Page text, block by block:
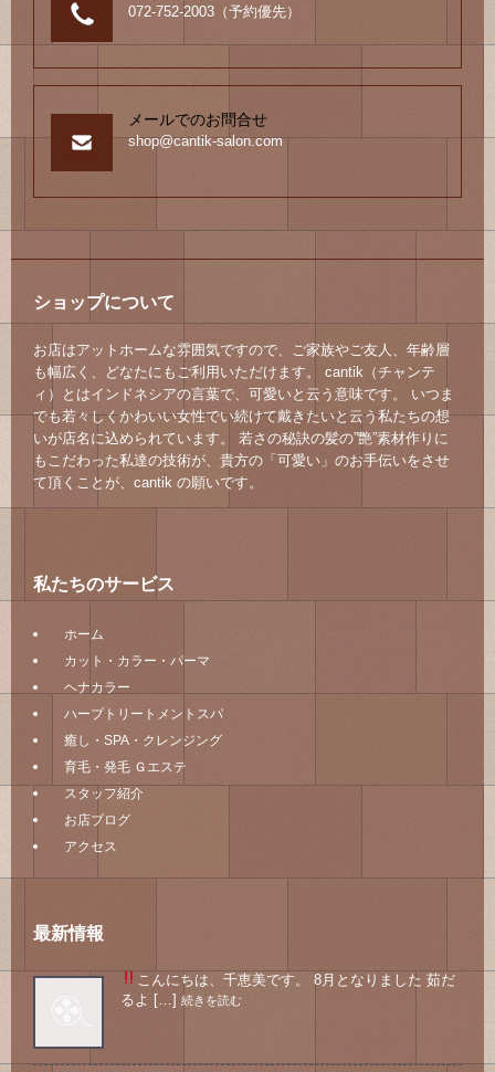
072-752-2003（予約優先）
メールでのお問合せ
shop@cantik-salon.com
ショップについて
お店はアットホームな雰囲気ですので、ご家族やご友人、年齢層
も幅広く、どなたにもご利用いただけます。 cantik（チャンテ
ィ）とはインドネシアの言葉で、可愛いと云う意味です。 いつま
でも若々しくかわいい女性でい続けて戴きたいと云う私たちの想
いが店名に込められています。 若さの秘訣の髪の”艶”素材作りに
もこだわった私達の技術が、貴方の「可愛い」のお手伝いをさせ
て頂くことが、cantik の願いです。
私たちのサービス
ホーム
カット・カラー・パーマ
ヘナカラー
ハーブトリートメントスパ
癒し・SPA・クレンジング
育毛・発毛 Ｇエステ
スタッフ紹介
お店ブログ
アクセス
最新情報
こんにちは、千恵美です。 8月となりました 茹だ
るよ […] 続きを読む